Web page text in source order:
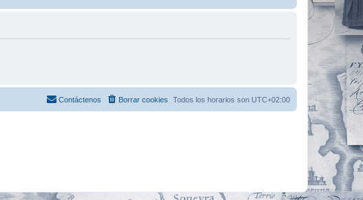
Todos los horarios son UTC+02:00
Borrar cookies
Contáctenos